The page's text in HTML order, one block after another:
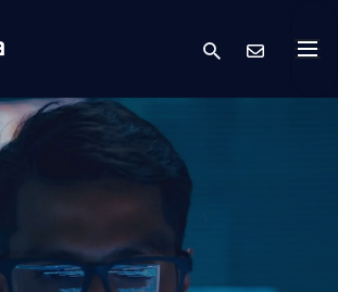
search